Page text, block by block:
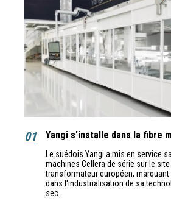
01 Yangi s'installe dans la fibre
Le suédois Yangi a mis en service
machines Cellera de série sur le
transformateur européen,
dans l'industrialisation de sa
sec.